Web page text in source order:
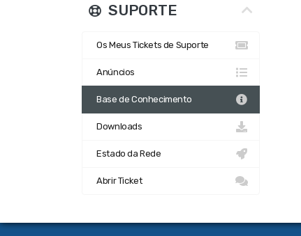
SUPORTE
Os Meus Tickets de Suporte
Anúncios
Base de Conhecimento
Downloads
Estado da Rede
Abrir Ticket